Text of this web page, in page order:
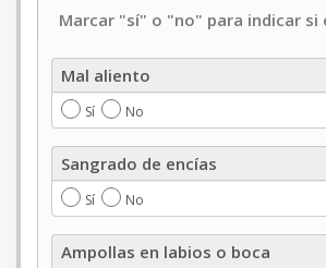
odontológico
Marcar "sí" o "no" para indicar si
Mal
aliento
Mal aliento
Sí No
Sangrado
de
encías
Sangrado de encías
Sí No
Ampollas
en
Ampollas en labios o boca